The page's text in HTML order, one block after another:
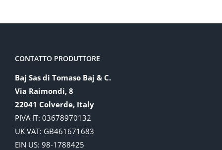
CONTATTO PRODUTTORE
Baj Sas di Tomaso Baj & C.
Via Raimondi, 8
22041 Colverde, Italy
PIVA IT: 03678970132
UK VAT: GB461671683
EIN US: 98-1788425